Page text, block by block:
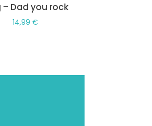
– Dad you rock
14,99 €